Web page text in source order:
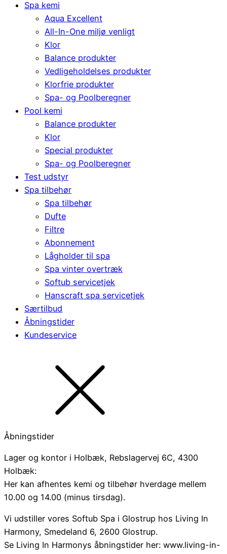
Spa kemi
Aqua Excellent
All-In-One miljø venligt
Klor
Balance produkter
Vedligeholdelses produkter
Klorfrie produkter
Spa- og Poolberegner
Pool kemi
Balance produkter
Klor
Special produkter
Spa- og Poolberegner
Test udstyr
Spa tilbehør
Spa tilbehør
Dufte
Filtre
Abonnement
Lågholder til spa
Spa vinter overtræk
Softub servicetjek
Hanscraft spa servicetjek
Særtilbud
Åbningstider
Kundeservice
Åbningstider
Lager og kontor i Holbæk, Rebslagervej 6C, 4300
Holbæk:
Her kan afhentes kemi og tilbehør hverdage mellem
10.00 og 14.00 (minus tirsdag).
Vi udstiller vores Softub Spa i Glostrup hos Living In
Harmony, Smedeland 6, 2600 Glostrup.
Se Living In Harmonys åbningstider her: www.living-in-